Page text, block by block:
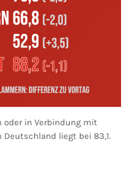
oder in Verbindung mit
Deutschland liegt bei 83,1.